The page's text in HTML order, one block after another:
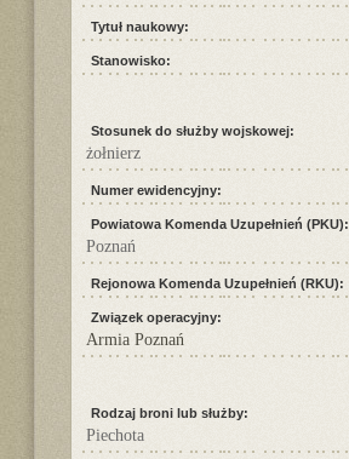
Tytuł naukowy:
Stanowisko:
Stosunek do służby wojskowej:
żołnierz
Numer ewidencyjny:
Powiatowa Komenda Uzupełnień (PKU):
Poznań
Rejonowa Komenda Uzupełnień (RKU):
Związek operacyjny:
Armia Poznań
Rodzaj broni lub służby:
Piechota